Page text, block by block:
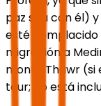
paz sea con él)
esté
migración a
monte Thawr (si
tour; no está